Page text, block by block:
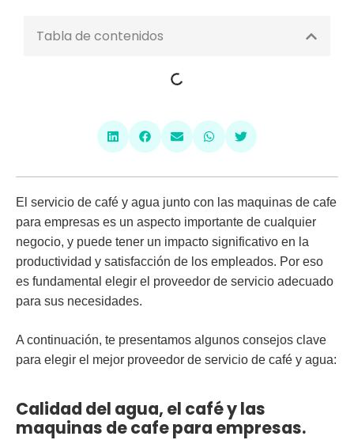
Tabla de contenidos
El servicio de café y agua junto con las maquinas de cafe
para empresas es un aspecto importante de cualquier
negocio, y puede tener un impacto significativo en la
productividad y satisfacción de los empleados. Por eso
es fundamental elegir el proveedor de servicio adecuado
para sus necesidades.
A continuación, te presentamos algunos consejos clave
para elegir el mejor proveedor de servicio de café y agua:
Calidad del agua, el café y las
maquinas de cafe para empresas.